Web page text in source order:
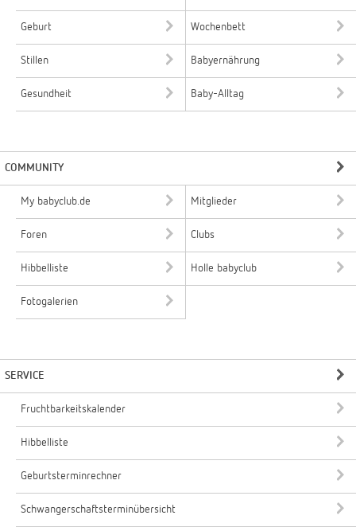
Geburt Wochenbett
Stillen Babyernährung
Gesundheit Baby-Alltag
COMMUNITY
My babyclub.de Mitglieder
Foren Clubs
Hibbelliste Holle babyclub
Fotogalerien
SERVICE
Fruchtbarkeitskalender
Hibbelliste
Geburtsterminrechner
Schwangerschaftsterminübersicht